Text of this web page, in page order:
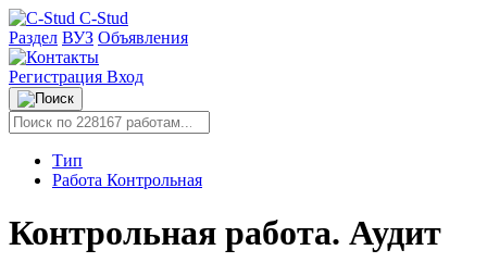
C-Stud
Раздел ВУЗ Объявления
Регистрация Вход
Тип
Работа Контрольная
Контрольная работа. Аудит